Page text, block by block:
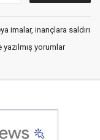
imalar, inançlara saldırı
yorumlar